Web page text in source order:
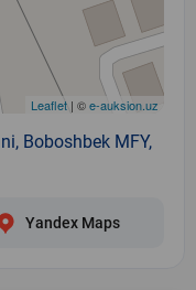
Leaflet | ©e-auksion.uz
Boboshbek MFY,
Yandex Maps